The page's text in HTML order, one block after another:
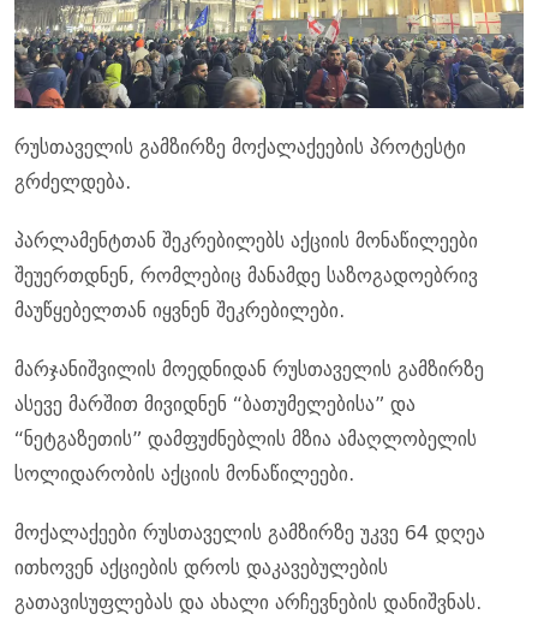
რუსთაველის გამზირზე მოქალაქეების პროტესტი
გრძელდება.
პარლამენტთან შეკრებილებს აქციის მონაწილეები
შეუერთდნენ, რომლებიც მანამდე საზოგადოებრივ
მაუწყებელთან იყვნენ შეკრებილები.
მარჯანიშვილის მოედნიდან რუსთაველის გამზირზე
ასევე მარშით მივიდნენ “ბათუმელებისა” და
“ნეტგაზეთის” დამფუძნებლის მზია ამაღლობელის
სოლიდარობის აქციის მონაწილეები.
მოქალაქეები რუსთაველის გამზირზე უკვე 64 დღეა
ითხოვენ აქციების დროს დაკავებულების
გათავისუფლებას და ახალი არჩევნების დანიშვნას.